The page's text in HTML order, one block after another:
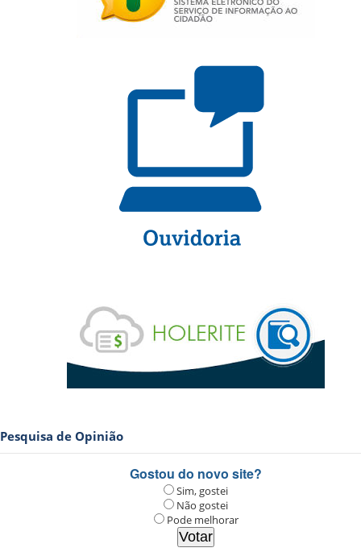
Pesquisa de Opinião
Gostou do novo site?
Sim, gostei
Não gostei
Pode melhorar